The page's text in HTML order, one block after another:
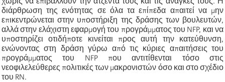
διάρθρωση της ενότητας σε όλα τα επίπεδα απαιτεί να μην
επικεντρώνεται στην υποστήριξη της δράσης των βουλευτών,
αλλά στην ελάχιστη εφαρμογή του προγράμματος του NFP, και να
υποστηρίζει οτιδήποτε κινείται προς αυτή την κατεύθυνση,
ενώνοντας στη δράση γύρω από τις κύριες απαιτήσεις του
προγράμματος του NFP που αντιτίθενται τόσο στις
νεοφιλελεύθερες πολιτικές των μακρονιστών όσο και στο σχέδιο
του RN.